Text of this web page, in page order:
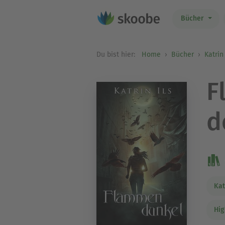
Bücher
Du bist hier: Home Bücher Katrin